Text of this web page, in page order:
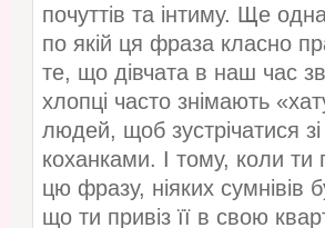
почуттів та інтиму. Ще
по якій ця фраза класно
те, що дівчата в наш час
хлопці часто знімають
людей, щоб зустрічатися
коханками. І тому, коли ти
цю фразу, ніяких сумнівів
що ти привіз її в свою